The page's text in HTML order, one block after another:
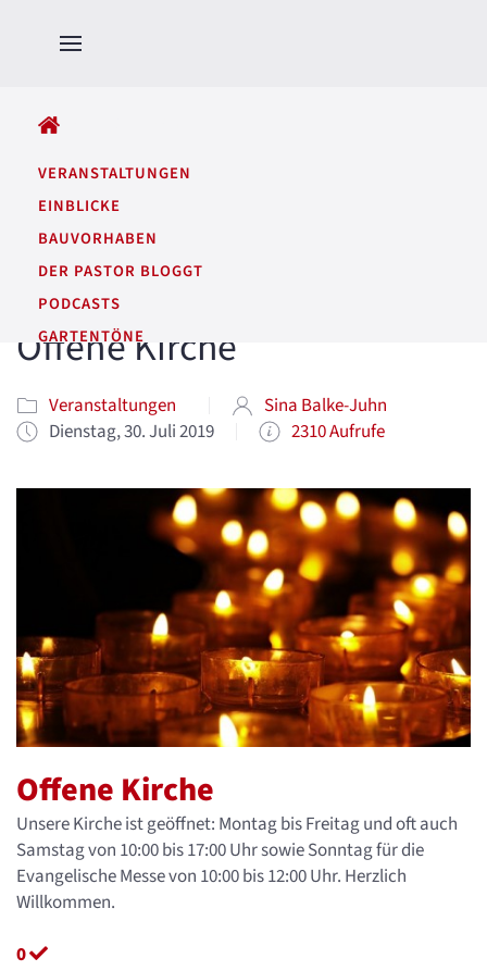
VERANSTALTUNGEN
EINBLICKE
BAUVORHABEN
DER PASTOR BLOGGT
PODCASTS
GARTENTÖNE
Offene Kirche
Veranstaltungen
Sina Balke-Juhn
Dienstag, 30. Juli 2019
2310 Aufrufe
Offene Kirche
Unsere Kirche ist geöffnet: Montag bis Freitag und oft auch
Samstag von 10:00 bis 17:00 Uhr sowie Sonntag für die
Evangelische Messe von 10:00 bis 12:00 Uhr. Herzlich
Willkommen.
0